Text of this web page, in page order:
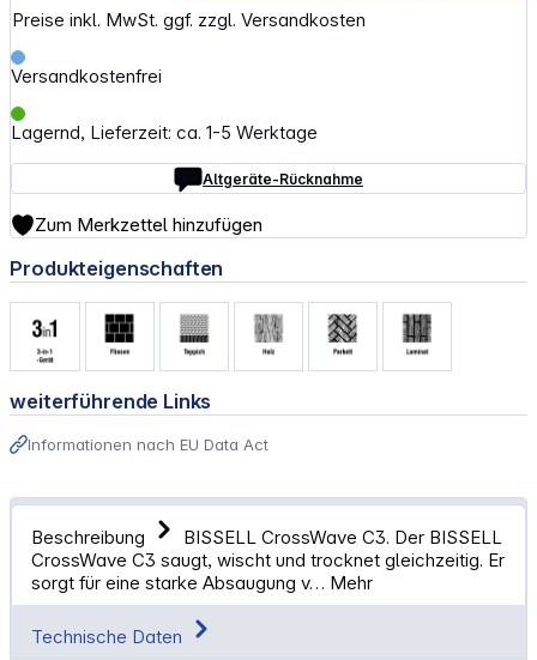
Preise inkl. MwSt. ggf. zzgl. Versandkosten
Versandkostenfrei
Lagernd, Lieferzeit: ca. 1-5 Werktage
Altgeräte-Rücknahme
Zum Merkzettel hinzufügen
Produkteigenschaften
weiterführende Links
Informationen nach EU Data Act
Beschreibung
BISSELL CrossWave C3. Der BISSELL
CrossWave C3 saugt, wischt und trocknet gleichzeitig. Er
sorgt für eine starke Absaugung v… Mehr
Technische Daten